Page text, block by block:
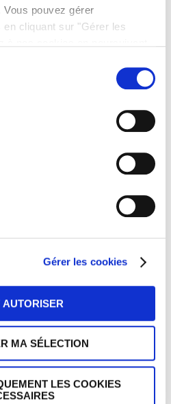
pouvez gérer
cliquant sur "Gérer les
Gérer les cookies
AUTORISER
MA SÉLECTION
LES COOKIES
e-mail et mon site dans le
commentaire.
réduire les indésirables.En savoir
de vos commentaires sont